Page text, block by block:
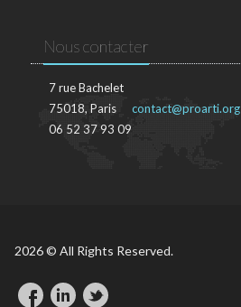
Nous contacter
7 rue Bachelet
75018, Paris
06 52 37 93 09
contact@proarti.org
2026 © All Rights Reserved.